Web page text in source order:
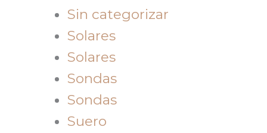
Sin categorizar
Solares
Solares
Sondas
Sondas
Suero